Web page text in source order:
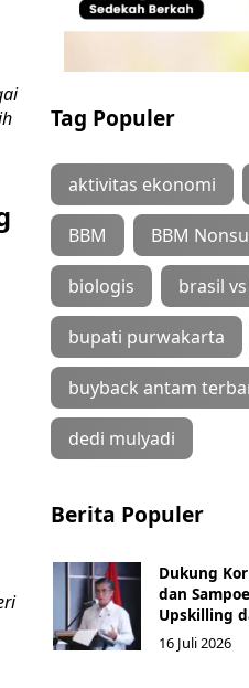
Tag Populer
aktivitas ekonomi
BBM BBM
biologis brasil
bupati purwakarta
buyback antam
dedi mulyadi
Berita Populer
Dukung
dan
Upskilling
16 Juli 2026